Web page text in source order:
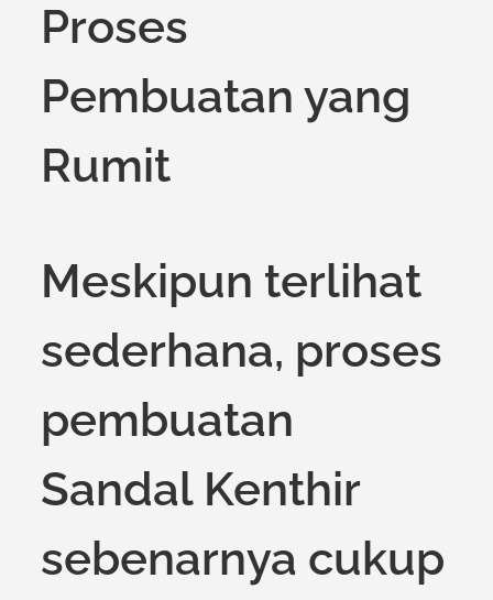
Proses
Pembuatan yang
Rumit
Meskipun terlihat
sederhana, proses
pembuatan
Sandal Kenthir
sebenarnya cukup